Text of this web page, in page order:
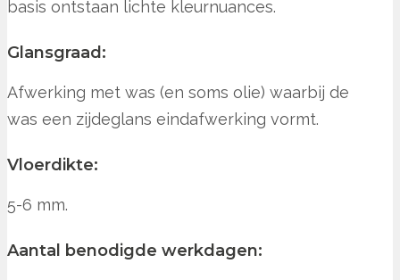
basis ontstaan lichte kleurnuances.
Glansgraad:
Afwerking met was (en soms olie) waarbij de
was een zijdeglans eindafwerking vormt.
Vloerdikte:
5-6 mm.
Aantal benodigde werkdagen: